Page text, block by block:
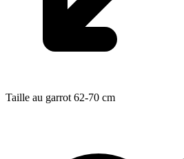
Taille au garrot 62-70 cm